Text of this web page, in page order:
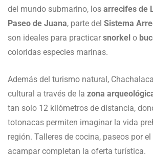
del mundo submarino, los arrecifes de
Paseo de Juana, parte del Sistema
son ideales para practicar snorkel o
coloridas especies marinas.
Además del turismo natural,
cultural a través de la zona
tan solo 12 kilómetros de distancia,
totonacas permiten imaginar la vida
región. Talleres de cocina, paseos por
acampar completan la oferta turística.